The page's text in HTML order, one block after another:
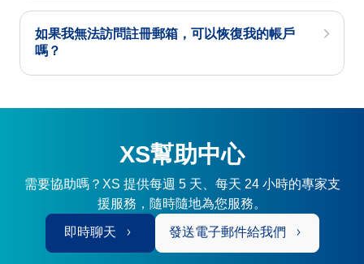
如果我無法訪問註冊郵箱，可以恢復我的帳戶
嗎？
XS幫助中心
需要協助嗎？XS 提供每週 5 天、每天 24 小時的專家支
援服務，隨時隨地為您服務。
即時聊天 發送電子郵件給我們